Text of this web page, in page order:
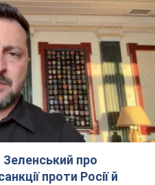
про
проти Росії й